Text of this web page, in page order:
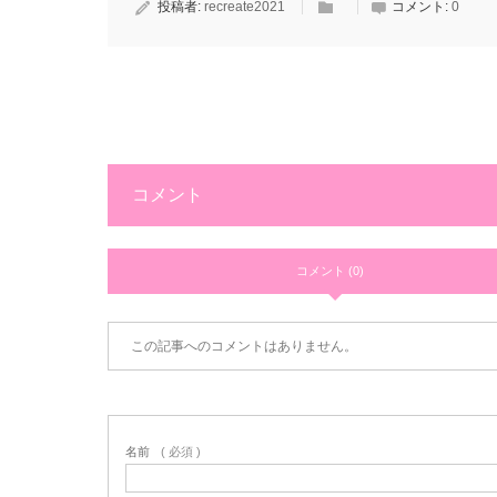
投稿者: recreate2021 コメント: 0
コメント
コメント (0)
この記事へのコメントはありません。
名前 ( 必須 )